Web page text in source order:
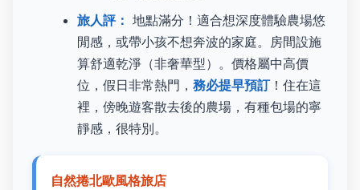
旅人評： 地點滿分！適合想深度體驗農場悠
閒感，或帶小孩不想奔波的家庭。房間設施
算舒適乾淨（非奢華型）。價格屬中高價
位，假日非常熱門， 務必提早預訂！住在這
裡，傍晚遊客散去後的農場，有種包場的寧
靜感，很特別。
自然捲北歐風格旅店